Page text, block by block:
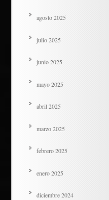
agosto 2025
julio 2025
junio 2025
mayo 2025
abril 2025
marzo 2025
febrero 2025
enero 2025
diciembre 2024